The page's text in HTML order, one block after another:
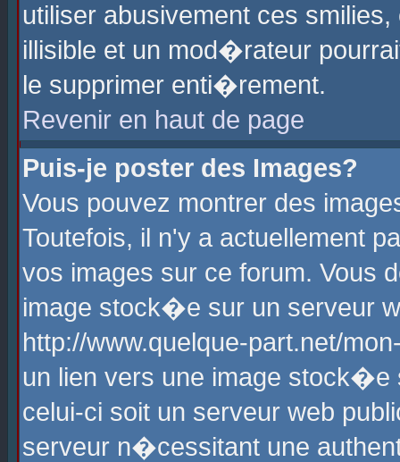
utiliser abusivement ces
illisible et un mod�rateur
le supprimer enti�rement.
Revenir en haut de page
Puis-je poster des Images?
Vous pouvez montrer des
Toutefois, il n'y a actuellement
vos images sur ce forum. Vous
image stock�e sur un serveur
http://www.quelque-part.net/
un lien vers une image
celui-ci soit un serveur web
serveur n�cessitant une